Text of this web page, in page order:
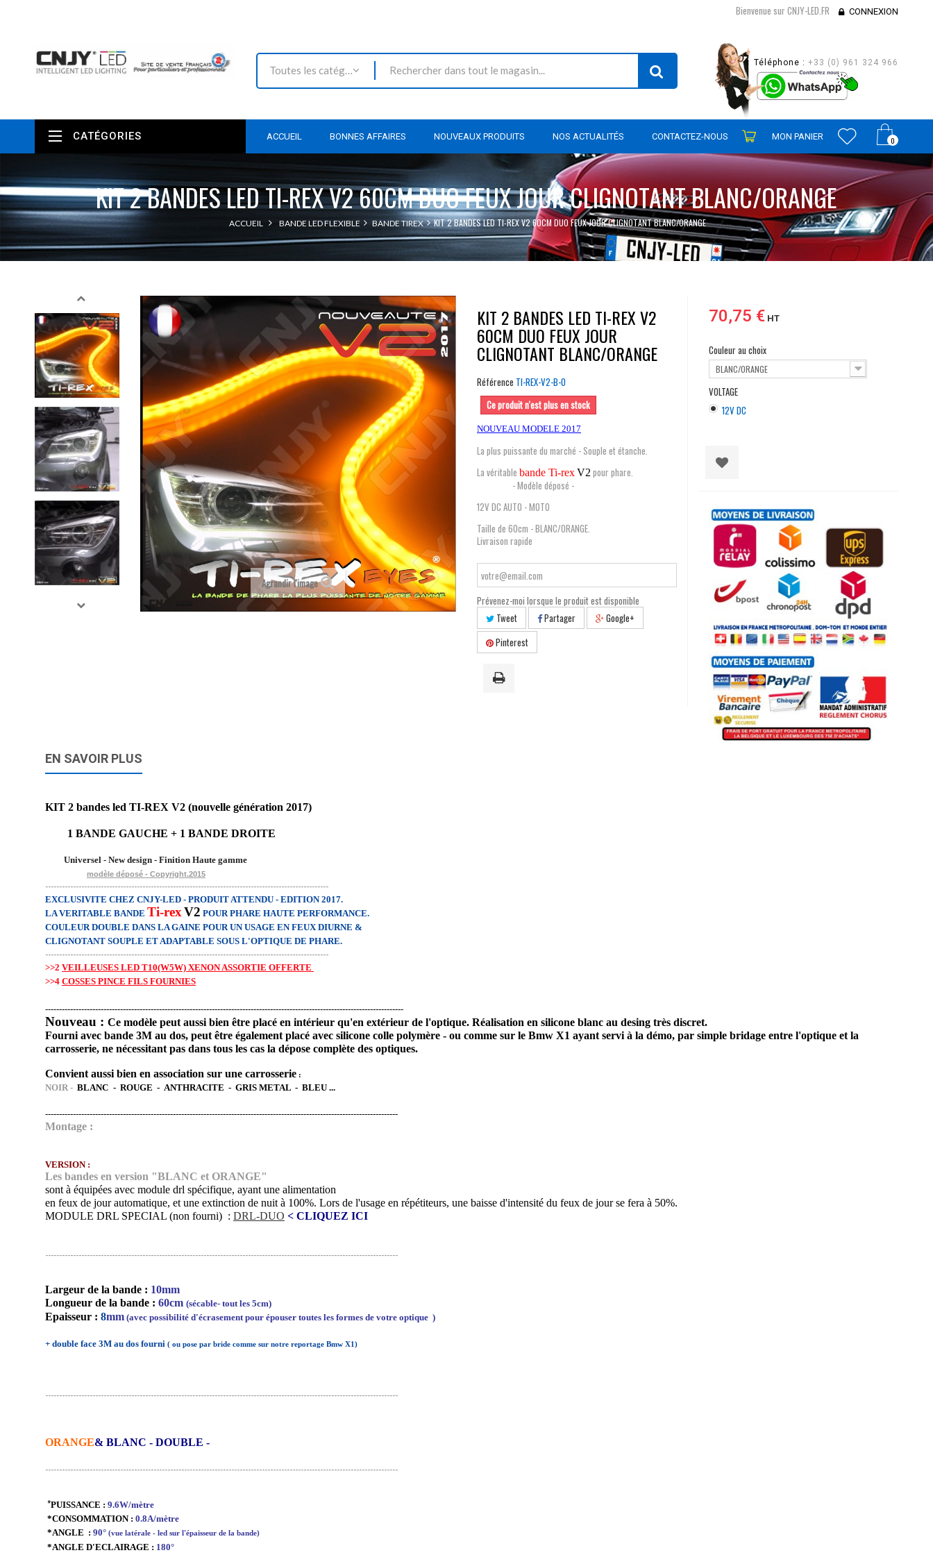
Bienvenue sur CNJY-LED.FR CONNEXION
Toutes les catégories
Téléphone : +33 (0) 961 324 966
0
ACCUEIL BONNES AFFAIRES NOUVEAUX PRODUITS NOS ACTUALITÉS CONTACTEZ-NOUS MON PANIER
CATÉGORIES
KIT 2 BANDES LED TI-REX V2 60CM DUO FEUX JOUR CLIGNOTANT BLANC/ORANGE
ACCUEIL BANDE LED FLEXIBLE BANDE TIREX KIT 2 BANDES LED TI-REX V2 60CM DUO FEUX JOUR CLIGNOTANT BLANC/ORANGE
Agrandir l'image
KIT 2 BANDES LED TI-REX V2
60CM DUO FEUX JOUR
CLIGNOTANT BLANC/ORANGE
Référence TI-REX-V2-B-O
Ce produit n'est plus en stock
NOUVEAU MODELE 2017
La plus puissante du marché - Souple et étanche.
La véritable bande Ti-rexV2 pour phare.
- Modèle déposé -
12V DC AUTO - MOTO
Taille de 60cm - BLANC/ORANGE.
Livraison rapide
Prévenez-moi lorsque le produit est disponible
Tweet
Partager
Google+
Pinterest
70,75 €HT
Couleur au choix
BLANC/ORANGE
VOLTAGE
12V DC
EN SAVOIR PLUS
KIT 2 bandes led TI-REX V2 (nouvelle génération 2017)
1 BANDE GAUCHE + 1 BANDE DROITE
Universel - New design - Finition Haute gamme
modèle déposé - Copyright.2015
------------------------------------------------------------------------------------------------------
EXCLUSIVITE CHEZ CNJY-LED - PRODUIT ATTENDU - EDITION 2017.
LA VERITABLE BANDE Ti-rexV2 POUR PHARE HAUTE PERFORMANCE.
COULEUR DOUBLE DANS LA GAINE POUR UN USAGE EN FEUX DIURNE &
CLIGNOTANT SOUPLE ET ADAPTABLE SOUS L'OPTIQUE DE PHARE.
------------------------------------------------------------------------------------------------------
>>2 VEILLEUSES LED T10(W5W) XENON ASSORTIE OFFERTE
>>4 COSSES PINCE FILS FOURNIES
---------------------------------------------------------------------------------------------------------------------------------
Nouveau : Ce modèle peut aussi bien être placé en intérieur qu'en extérieur de l'optique. Réalisation en silicone blanc au desing très discret.
Fourni avec bande 3M au dos, peut être également placé avec silicone colle polymère - ou comme sur le Bmw X1 ayant servi à la démo, par simple bridage entre l'optique et la
carrosserie, ne nécessitant pas dans tous les cas la dépose complète des optiques.
Convient aussi bien en association sur une carrosserie :
NOIR - BLANC - ROUGE - ANTHRACITE - GRIS METAL - BLEU ...
-------------------------------------------------------------------------------------------------------------------------------
Montage :
VERSION :
Les bandes en version "BLANC et ORANGE"
sont à équipées avec module drl spécifique, ayant une alimentation
en feux de jour automatique, et une extinction de nuit à 100%. Lors de l'usage en répétiteurs, une baisse d'intensité du feux de jour se fera à 50%.
MODULE DRL SPECIAL (non fourni) : DRL-DUO < CLIQUEZ ICI
-------------------------------------------------------------------------------------------------------------------------------
Largeur de la bande : 10mm
Longueur de la bande : 60cm (sécable- tout les 5cm)
Epaisseur : 8mm (avec possibilité d'écrasement pour épouser toutes les formes de votre optique )
+ double face 3M au dos fourni ( ou pose par bride comme sur notre reportage Bmw X1)
-------------------------------------------------------------------------------------------------------------------------------
ORANGE& BLANC - DOUBLE -
-------------------------------------------------------------------------------------------------------------------------------
*PUISSANCE : 9.6W/mètre
*CONSOMMATION : 0.8A/mètre
*ANGLE : 90° (vue latérale - led sur l'épaisseur de la bande)
*ANGLE D'ECLAIRAGE : 180°